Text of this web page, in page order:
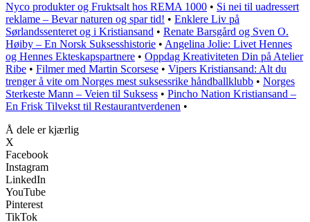
Nyco produkter og Fruktsalt hos REMA 1000 • Si nei til uadressert
reklame – Bevar naturen og spar tid! • Enklere Liv på
Sørlandssenteret og i Kristiansand • Renate Barsgård og Sven O.
Høiby – En Norsk Suksesshistorie • Angelina Jolie: Livet Hennes
og Hennes Ekteskapspartnere • Oppdag Kreativiteten Din på Atelier
Ribe • Filmer med Martin Scorsese • Vipers Kristiansand: Alt du
trenger å vite om Norges mest suksessrike håndballklubb • Norges
Sterkeste Mann – Veien til Suksess • Pincho Nation Kristiansand –
En Frisk Tilvekst til Restaurantverdenen •
Å dele er kjærlig
X
Facebook
Instagram
LinkedIn
YouTube
Pinterest
TikTok